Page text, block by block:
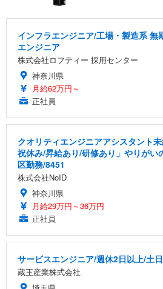
インフラエンジニア/工場・製造系 無
エンジニア
株式会社ロフティー 採用センター
神奈川県
月給62万円～
正社員
クオリティエンジニアアシスタント
祝休み/昇給あり/研修あり」やりがい
区勤務/8451
株式会社NoID
神奈川県
月給29万円～36万円
正社員
サービスエンジニア/週休2日以上/土
蔵王産業株式会社